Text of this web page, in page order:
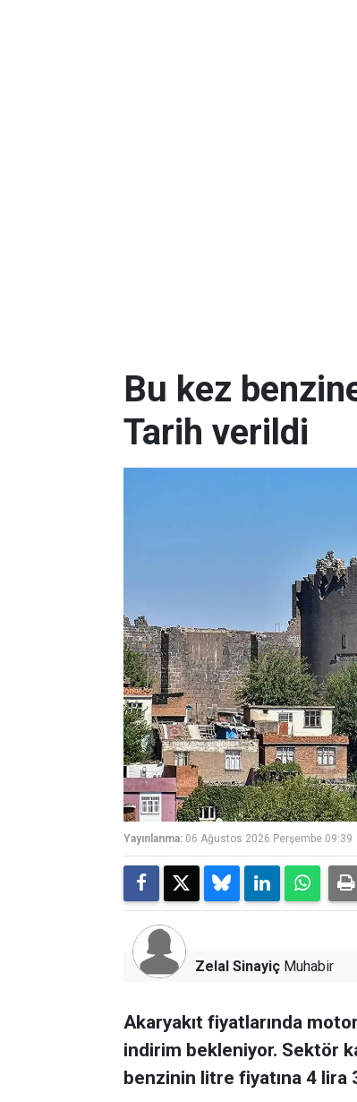
Bu kez
Tarih verildi
Yayınlanma: 06 Ağustos 2026 Perşembe 09:39
Zelal Sinayiç Muhabir
Akaryakıt fiyatlarında
indirim bekleniyor. Sektör
benzinin litre fiyatına 4 lira